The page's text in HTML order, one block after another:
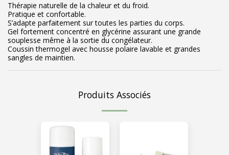
Thérapie naturelle de la chaleur et du froid.
Pratique et confortable.
S’adapte parfaitement sur toutes les parties du corps.
Gel fortement concentré en glycérine assurant une grande
souplesse même à la sortie du congélateur.
Coussin thermogel avec housse polaire lavable et grandes
sangles de maintien.
Produits Associés